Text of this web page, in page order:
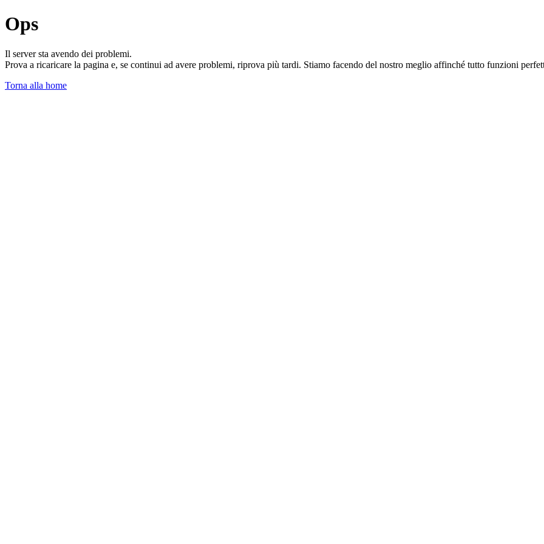
Ops
Il server sta avendo dei problemi.
Prova a ricaricare la pagina e, se continui ad avere problemi, riprova più tardi. Stiamo facendo del nostro meglio affinché tutto funzioni
Torna alla home